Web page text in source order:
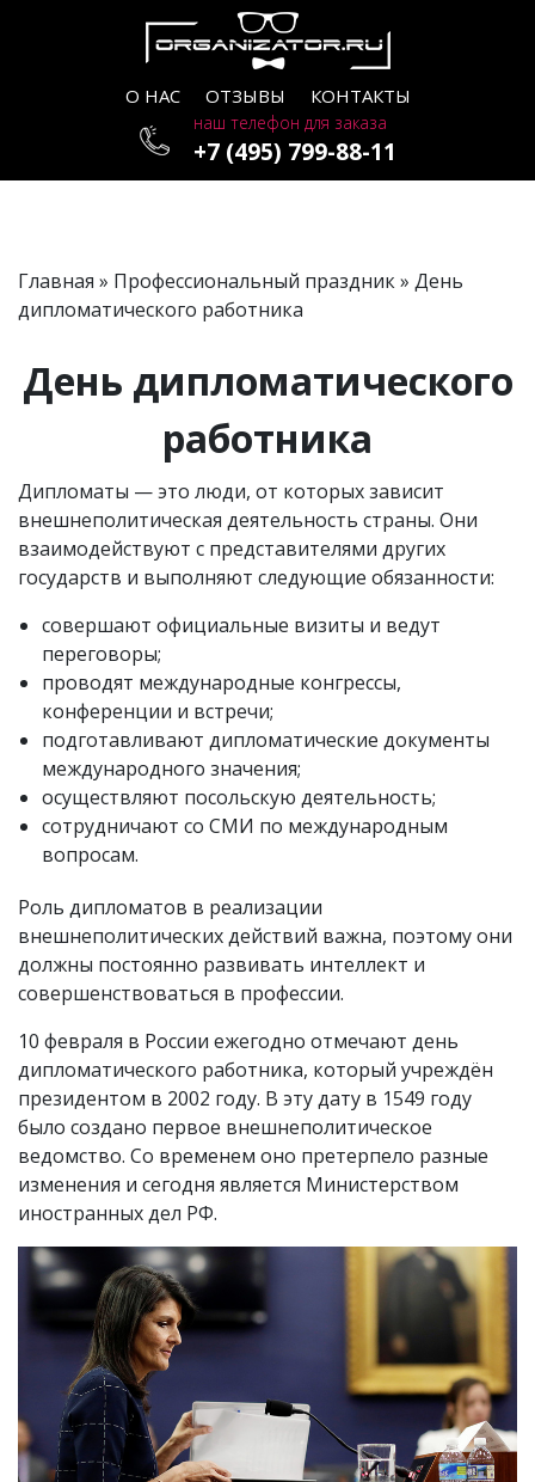
О НАС ОТЗЫВЫ КОНТАКТЫ
наш телефон для заказа
+7 (495) 799-88-11
Главная » Профессиональный праздник» День
дипломатического работника
День дипломатического
работника
Дипломаты — это люди, от которых зависит
внешнеполитическая деятельность страны. Они
взаимодействуют с представителями других
государств и выполняют следующие обязанности:
совершают официальные визиты и ведут
переговоры;
проводят международные конгрессы,
конференции и встречи;
подготавливают дипломатические документы
международного значения;
осуществляют посольскую деятельность;
сотрудничают со СМИ по международным
вопросам.
Роль дипломатов в реализации
внешнеполитических действий важна, поэтому они
должны постоянно развивать интеллект и
совершенствоваться в профессии.
10 февраля в России ежегодно отмечают день
дипломатического работника, который учреждён
президентом в 2002 году. В эту дату в 1549 году
было создано первое внешнеполитическое
ведомство. Со временем оно претерпело разные
изменения и сегодня является Министерством
иностранных дел РФ.